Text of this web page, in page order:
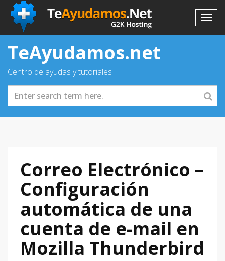
TeAyudamos.net
Centro de ayudas y tutoriales
Correo Electrónico –
Configuración
automática de una
cuenta de e-mail en
Mozilla Thunderbird